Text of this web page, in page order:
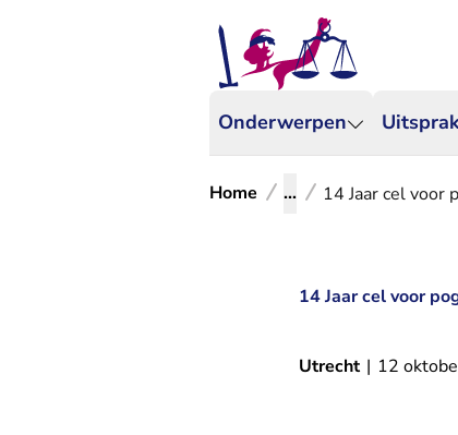
Onderwerpen
Home ... 14 Jaar cel voor
14 Jaar cel voor
Utrecht | 12